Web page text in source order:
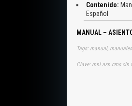
Contenido:
Español
MANUAL –
Tags: manual,
Clave: mnl asn cms cln